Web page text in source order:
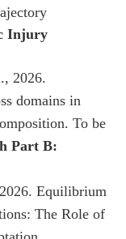
Injury
2026.
domains in
To be
Part B:
Equilibrium
The Role of